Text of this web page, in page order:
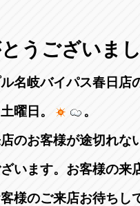
059-
アップル世田谷店
東京都世田谷区若
うございまし
名岐バイパス春日店
曜日。
。
のお客様が途切れな
います。お客様の来
様のご来店お待ちし